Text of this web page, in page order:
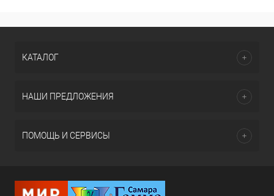
КАТАЛОГ
НАШИ ПРЕДЛОЖЕНИЯ
ПОМОЩЬ И СЕРВИСЫ